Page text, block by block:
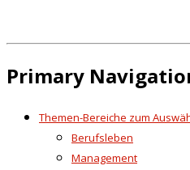
Primary
Themen-Bereiche zum
Berufsleben
Management